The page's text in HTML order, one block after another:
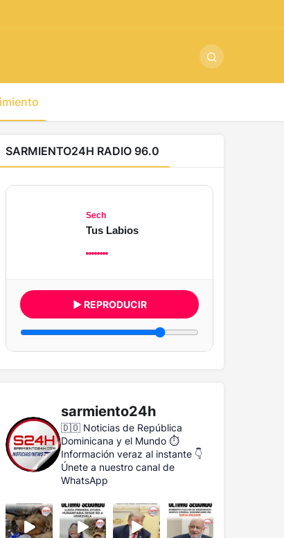
SARMIENTO24H RADIO 96.0
Sech
Tus Labios
▶ REPRODUCIR
sarmiento24h
🇩🇴 Noticias de República
Dominicana y el Mundo ⏱️
Información veraz al instante 👇
Únete a nuestro canal de
WhatsApp